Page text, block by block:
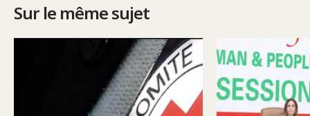
Sur le même sujet